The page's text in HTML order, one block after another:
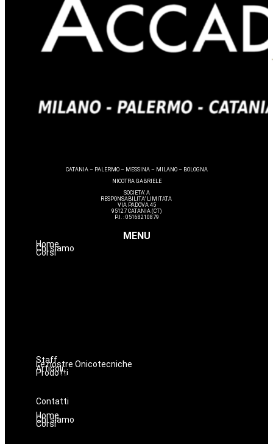
CATANIA – PALERMO – MESSINA – MILANO – BOLOGNA
NICOTRA GABRIELE
SOCIETA’ A
RESPONSABILITA’ LIMITATA
VIA PADOVA 45
95127 CATANIA (CT)
P.I. : 05168210879
MENU
Home
Chi siamo
Corsi
Staff
Le nostre Onicotecniche
Articoli
ProdottiOniconails
Prodotti per ricostruzione unghie
Contatti
Home
Chi siamo
Corsi